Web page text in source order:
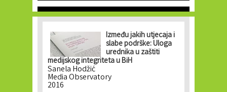
Između jakih utjecaja i
slabe podrške: Uloga
urednika u zaštiti
medijskog integriteta u BiH
Sanela Hodžić
Media Observatory
2016